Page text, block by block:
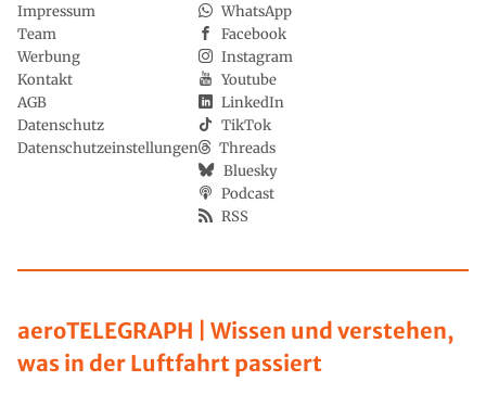
aeroTELEGRAPH | Wissen und verstehen,
was in der Luftfahrt passiert
Impressum
Team
Werbung
Kontakt
AGB
Datenschutz
Datenschutzeinstellungen
WhatsApp
Facebook
Instagram
Youtube
LinkedIn
TikTok
Threads
Bluesky
Podcast
RSS